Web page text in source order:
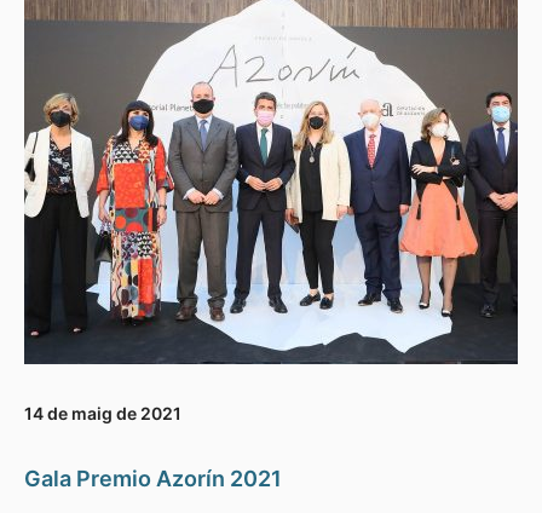
14 de maig de 2021
Gala Premio Azorín 2021